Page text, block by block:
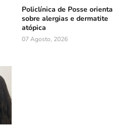
Policlínica de Posse orienta
sobre alergias e dermatite
atópica
07 Agosto, 2026